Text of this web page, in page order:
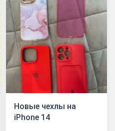
Новые чехлы на
iPhone 14